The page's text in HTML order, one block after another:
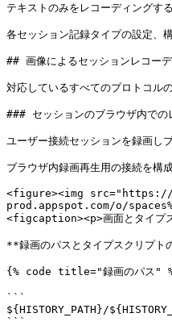
テキストのみをレコーディングす
各セッション記録タイプの設定、
## 画像によるセッションレコー
対応しているすべてのプロトコル
### セッションのブラウザ内での
ユーザー接続セッションを録画し
ブラウザ内録画再生用の接続を
<figure><img
prod.appspot.com/o/
<figcaption><p>画面とタイ
**録画のパスとタイプスクリプト
{% code title="録画のパス"
```
${HISTORY_PATH}/
```